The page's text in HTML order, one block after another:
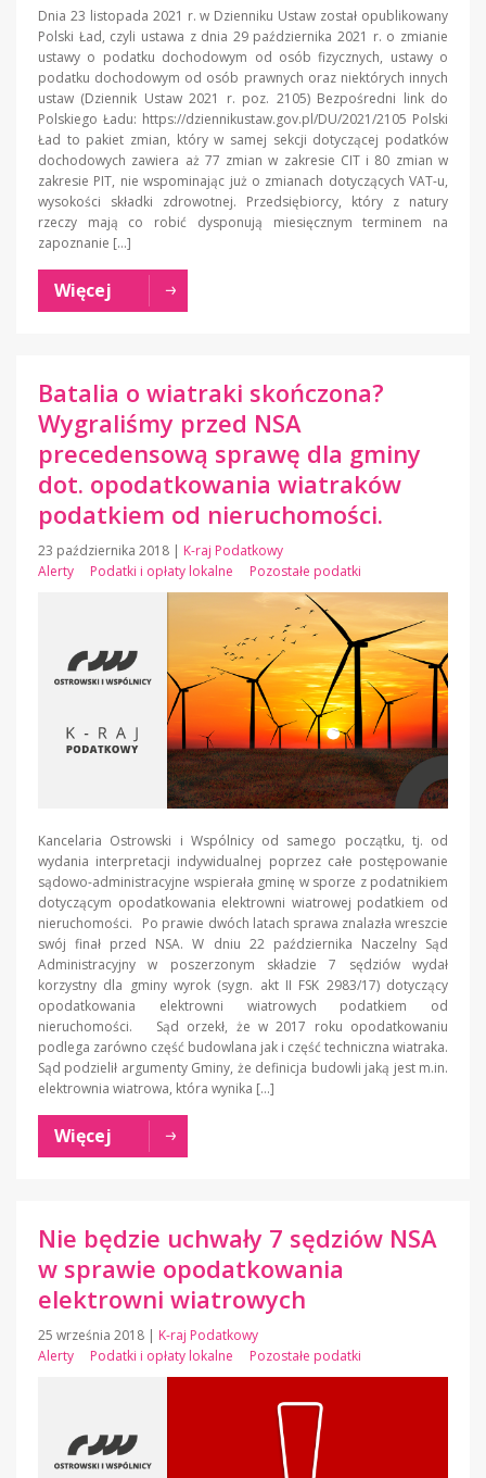
Dnia 23 listopada 2021 r. w Dzienniku Ustaw został opublikowany
Polski Ład, czyli ustawa z dnia 29 października 2021 r. o zmianie
ustawy o podatku dochodowym od osób fizycznych, ustawy o
podatku dochodowym od osób prawnych oraz niektórych innych
ustaw (Dziennik Ustaw 2021 r. poz. 2105) Bezpośredni link do
Polskiego Ładu: https://dziennikustaw.gov.pl/DU/2021/2105 Polski
Ład to pakiet zmian, który w samej sekcji dotyczącej podatków
dochodowych zawiera aż 77 zmian w zakresie CIT i 80 zmian w
zakresie PIT, nie wspominając już o zmianach dotyczących VAT-u,
wysokości składki zdrowotnej. Przedsiębiorcy, który z natury
rzeczy mają co robić dysponują miesięcznym terminem na
zapoznanie […]
Więcej
Batalia o wiatraki skończona?
Wygraliśmy przed NSA
precedensową sprawę dla gminy
dot. opodatkowania wiatraków
podatkiem od nieruchomości.
23 października 2018 | K-raj Podatkowy
Alerty
Podatki i opłaty lokalne Pozostałe podatki
Kancelaria Ostrowski i Wspólnicy od samego początku, tj. od
wydania interpretacji indywidualnej poprzez całe postępowanie
sądowo-administracyjne wspierała gminę w sporze z podatnikiem
dotyczącym opodatkowania elektrowni wiatrowej podatkiem od
nieruchomości. Po prawie dwóch latach sprawa znalazła wreszcie
swój finał przed NSA. W dniu 22 października Naczelny Sąd
Administracyjny w poszerzonym składzie 7 sędziów wydał
korzystny dla gminy wyrok (sygn. akt II FSK 2983/17) dotyczący
opodatkowania elektrowni wiatrowych podatkiem od
nieruchomości. Sąd orzekł, że w 2017 roku opodatkowaniu
podlega zarówno część budowlana jak i część techniczna wiatraka.
Sąd podzielił argumenty Gminy, że definicja budowli jaką jest m.in.
elektrownia wiatrowa, która wynika […]
Więcej
Nie będzie uchwały 7 sędziów NSA
w sprawie opodatkowania
elektrowni wiatrowych
25 września 2018 | K-raj Podatkowy
Alerty
Podatki i opłaty lokalne Pozostałe podatki